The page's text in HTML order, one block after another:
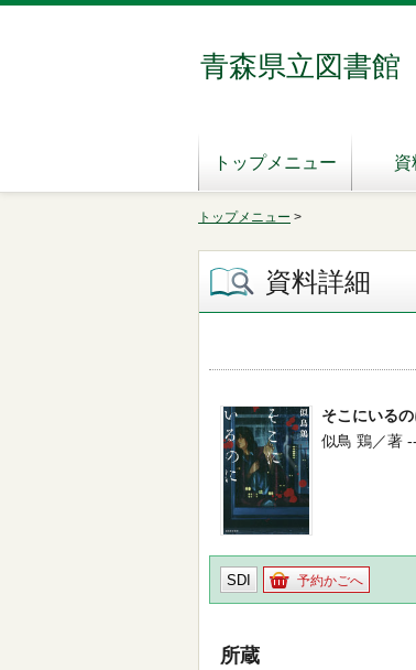
青森県立図書館
トップメニュー 資
トップメニュー >
資料詳細
そこにいるの
似鳥 鶏／著
SDI 予約かごへ
所蔵